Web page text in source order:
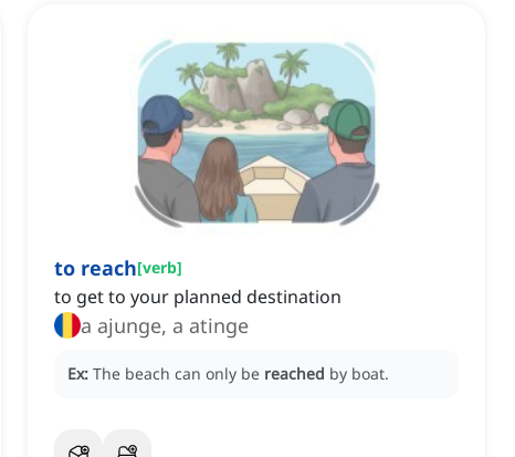
to reach[verb]
to get to your planned destination
a ajunge, a atinge
Ex: The beach can only be reached by boat.